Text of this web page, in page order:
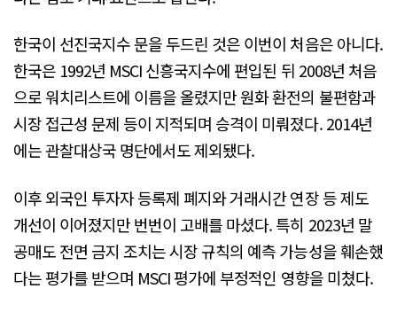
한국이 선진국지수 문을 두드린 것은 이번이 처음은 아니다.
한국은 1992년 MSCI 신흥국지수에 편입된 뒤 2008년 처음
으로 워치리스트에 이름을 올렸지만 원화 환전의 불편함과
시장 접근성 문제 등이 지적되며 승격이 미뤄졌다. 2014년
에는 관찰대상국 명단에서도 제외됐다.
이후 외국인 투자자 등록제 폐지와 거래시간 연장 등 제도
개선이 이어졌지만 번번이 고배를 마셨다. 특히 2023년 말
공매도 전면 금지 조치는 시장 규칙의 예측 가능성을 훼손했
다는 평가를 받으며 MSCI 평가에 부정적인 영향을 미쳤다.